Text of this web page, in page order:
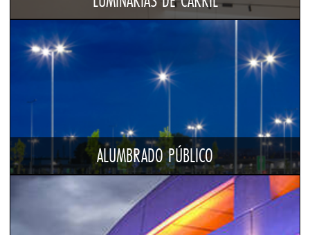
ALUMBRADO PÚBLICO